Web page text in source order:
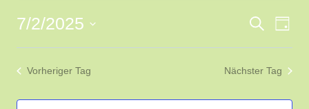
Juli
2,
2025
Suche
Tag
7/2/2025
Datum
wählen.
Vorheriger Tag Nächster Tag